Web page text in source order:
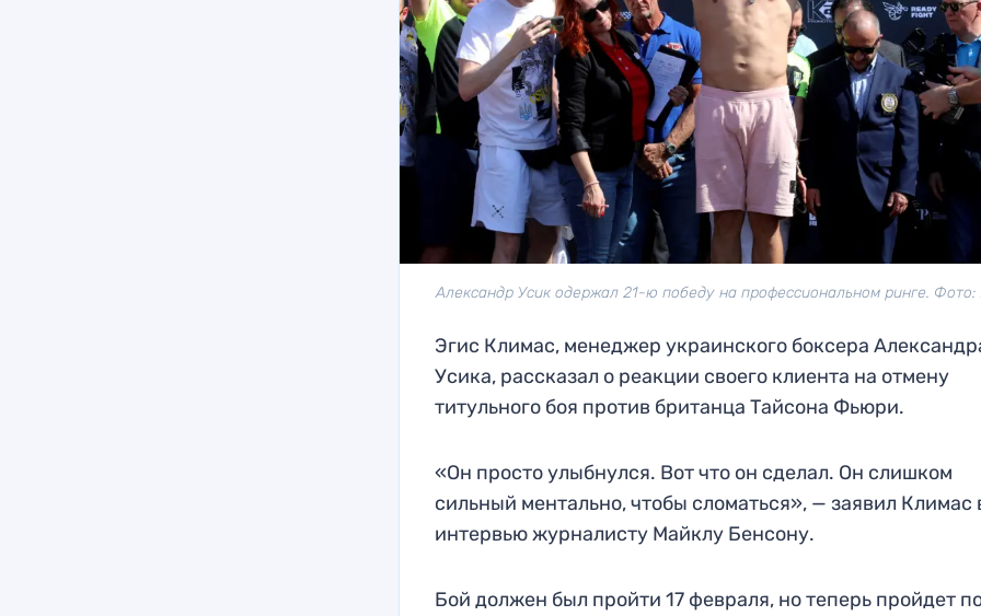
Александр Усик одержал 21-ю победу на профессиональном ринге. Фото:
Эгис Климас, менеджер украинского боксера
Усика, рассказал о реакции своего клиента на отмену
титульного боя против британца Тайсона Фьюри.
«Он просто улыбнулся. Вот что он сделал. Он слишком
сильный ментально, чтобы сломаться», — заявил Климас
интервью журналисту Майклу Бенсону.
Бой должен был пройти 17 февраля, но теперь пройдет